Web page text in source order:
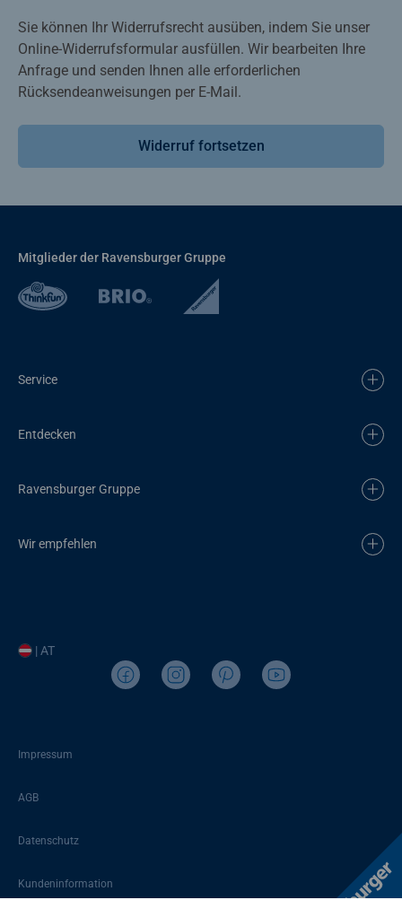
Sie können Ihr Widerrufsrecht ausüben, indem Sie unser
Online-Widerrufsformular ausfüllen. Wir bearbeiten Ihre
Anfrage und senden Ihnen alle erforderlichen
Rücksendeanweisungen per E-Mail.
Widerruf fortsetzen
Mitglieder der Ravensburger Gruppe
Service
Entdecken
Ravensburger Gruppe
Wir empfehlen
| AT
Impressum
AGB
Datenschutz
Kundeninformation